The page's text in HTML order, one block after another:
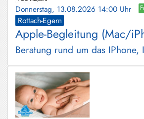
Donnerstag, 13.08.2026 14:00 Uhr
Rottach-Egern
Apple-Begleitung (Mac/
Beratung rund um das IPhone,